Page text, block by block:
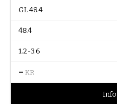
GL 48.4
48.4
1.2-3.6
– KR
Info